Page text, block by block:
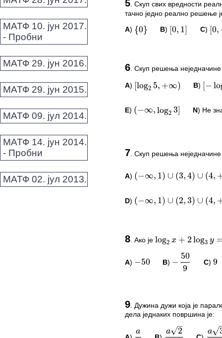
МАТФ 10. јун 2017.
- Пробни
МАТФ 29. јун 2016.
МАТФ 29. јун 2015.
МАТФ 09. јул 2014.
МАТФ 14. јун 2014.
- Пробни
МАТФ 02. јул 2013.
Овај задатак нема
*Морате бити логовани
5. Скуп свих вредности
тачно једно реално решење
A)
{ 0}
{0} B)
[0,1]
0,1] C)
0,+
0,+
6 Скуп решења
A) log25 ,+ ∞) B) −log2
E)
( −∞,log 2 3]
( −∞,log 23] N) Не
Овај задатак нема
*Морате бити логовани
7. Скуп решења
A)
(
( −∞,1)∪( 3 4) ∪(4 +∞ )
D)
( − ) ∪ 2 ,3 ∪ ( 4 , +
( −∞,1)∪( 2 3) ∪ (4 + ∞ )
*Морате бити логовани
8 Ако је
+ log
log2x+2log3 y=0
A) −50 B)
9
−509 C) 9
Овај задатак нема
*Морате бити логовани
9 Дужина дужи која је
дела једнаких површина је:
2
3
2